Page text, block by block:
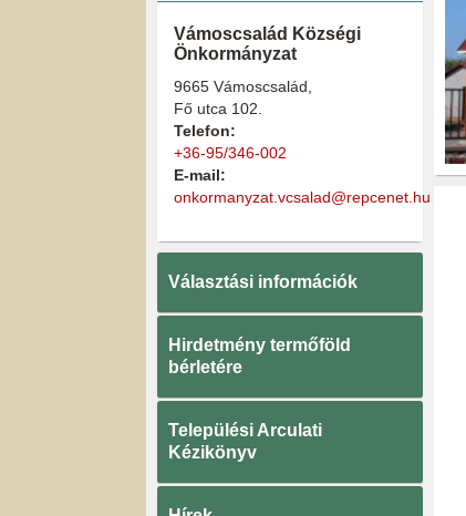
Vámoscsalád Községi
Önkormányzat
9665 Vámoscsalád,
Fő utca 102.
Telefon:
+36-95/346-002
E-mail:
onkormanyzat.vcsalad@repcenet.hu
Választási információk
Hirdetmény termőföld
bérletére
Települési Arculati
Kézikönyv